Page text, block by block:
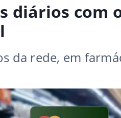
diários com
da rede, em